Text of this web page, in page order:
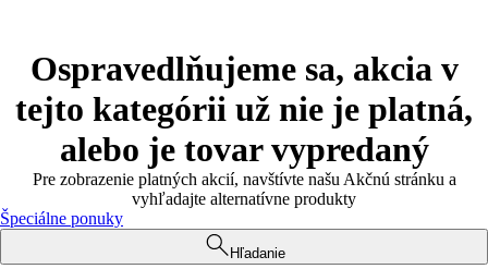
Ospravedlňujeme sa, akcia v
tejto kategórii už nie je platná,
alebo je tovar vypredaný
Pre zobrazenie platných akcií, navštívte našu Akčnú stránku a
vyhľadajte alternatívne produkty
Špeciálne ponuky
Hľadanie